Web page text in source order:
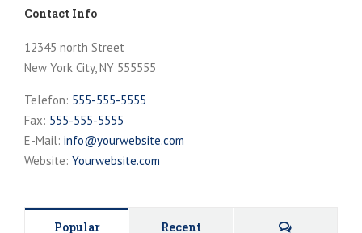
Contact Info
12345 north Street
New York City, NY 555555
Telefon: 555-555-5555
Fax: 555-555-5555
E-Mail: info@yourwebsite.com
Website: Yourwebsite.com
Popular Recent